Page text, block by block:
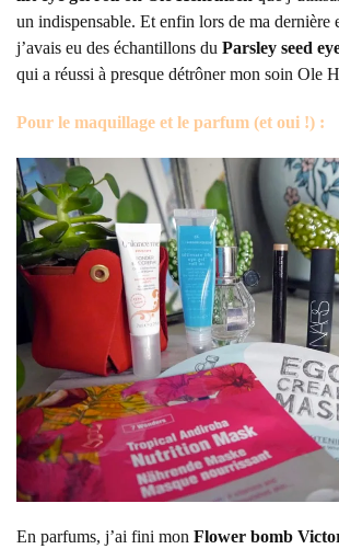
un indispensable. Et enfin lors de ma dernière
j’avais eu des échantillons du Parsley seed
qui a réussi à presque détrôner mon soin Ole
Pour le maquillage et le parfum (et oui !) :
En parfums, j’ai fini mon Flower bomb